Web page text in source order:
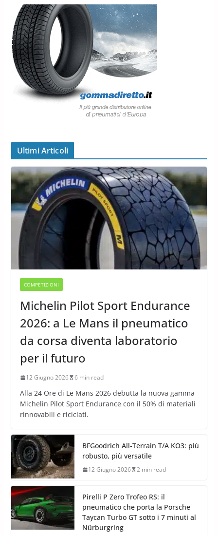
Ultimi Articoli
COMPETIZIONI
Michelin Pilot Sport Endurance
2026: a Le Mans il pneumatico
da corsa diventa laboratorio
per il futuro
12 Giugno 2026 6 min read
Alla 24 Ore di Le Mans 2026 debutta la nuova gamma
Michelin Pilot Sport Endurance con il 50% di materiali
rinnovabili e riciclati.
BFGoodrich All-Terrain T/A KO3: più
robusto, più versatile
12 Giugno 2026 2 min read
Pirelli P Zero Trofeo RS: il
pneumatico che porta la Porsche
Taycan Turbo GT sotto i 7 minuti al
Nürburgring